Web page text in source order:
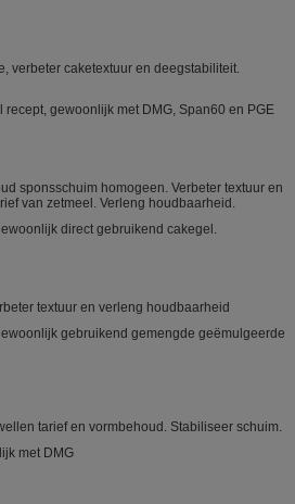
verbeter caketextuur en deegstabiliteit.
gewoonlijk met DMG, Span60 en PGE
sponsschuim homogeen. Verbeter textuur en
van zetmeel. Verleng houdbaarheid.
direct gebruikend cakegel.
textuur en verleng houdbaarheid
gebruikend gemengde geëmulgeerde
tarief en vormbehoud. Stabiliseer schuim.
met DMG